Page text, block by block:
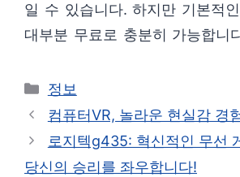
일 수 있습니다. 하지만 기본적
대부분 무료로 충분히 가능합니
카
테
리
정보
컴퓨터VR, 놀라운 현실감 경
로지텍g435: 혁신적인 무선
당신의 승리를 좌우합니다!